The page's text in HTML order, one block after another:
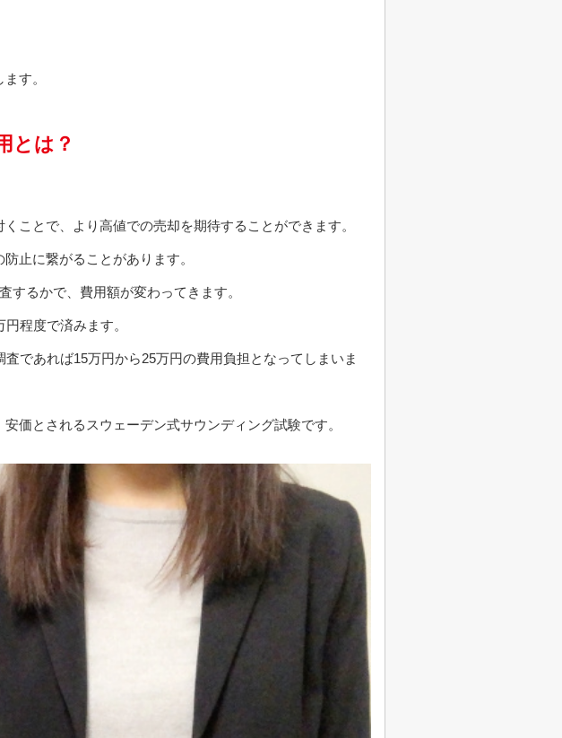
す。
とは？
ことで、より高値での売却を期待することができます。
止に繋がることがあります。
するかで、費用額が変わってきます。
程度で済みます。
であれば15万円から25万円の費用負担となってしまいま
価とされるスウェーデン式サウンディング試験です。